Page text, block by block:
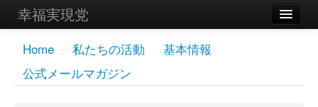
幸福実現党
メンバーズページ
党員
Home 私たちの活動
基本情報
公式メールマガジン